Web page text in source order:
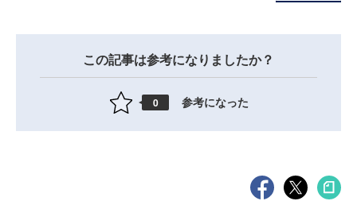
この記事は参考になりましたか？
0 参考になった